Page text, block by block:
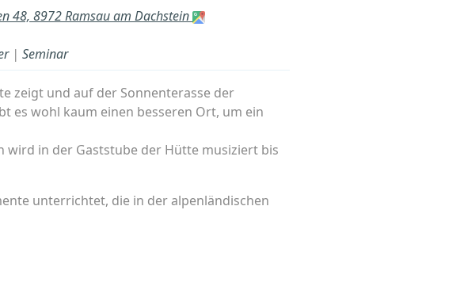
48, 8972 Ramsau am Dachstein
| Seminar
zeigt und auf der Sonnenterasse der
es wohl kaum einen besseren Ort, um ein
in der Gaststube der Hütte musiziert bis
unterrichtet, die in der alpenländischen